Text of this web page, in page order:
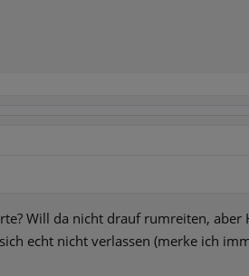
Will da nicht drauf rumreiten,
echt nicht verlassen (merke ich